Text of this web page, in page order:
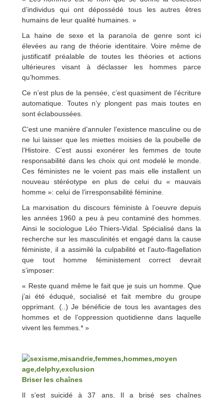
d’individus qui ont dépossédé tous les autres êtres
humains de leur qualité humaines. »
La haine de sexe et la paranoïa de genre sont ici
élevées au rang de théorie identitaire. Voire même de
justificatif préalable de toutes les théories et actions
ultérieures visant à déclasser les hommes parce
qu’hommes.
Ce n’est plus de la pensée, c’est quasiment de l’écriture
automatique. Toutes n’y plongent pas mais toutes en
sont éclaboussées.
C’est une manière d’annuler l’existence masculine ou de
ne lui laisser que les miettes moisies de la poubelle de
l’Histoire. C’est aussi exonérer les femmes de toute
responsabilité dans les choix qui ont modelé le monde.
Ces féministes ne le voient pas mais elle installent un
nouveau stéréotype en plus de celui du « mauvais
homme »: celui de l’irresponsabilité féminine.
La marxisation du discours féministe à l’oeuvre depuis
les années 1960 a peu à peu contaminé des hommes.
Ainsi le sociologue Léo Thiers-Vidal. Spécialisé dans la
recherche sur les masculinités et engagé dans la cause
féministe, il a assimilé la culpabilité et l’auto-flagellation
que tout homme féministement correct devrait
s’imposer:
« Reste quand même le fait que je suis un homme. Que
j’ai été éduqué, socialisé et fait membre du groupe
opprimant. (..) Je bénéficie de tous les avantages des
hommes et de l’oppression quotidienne dans laquelle
vivent les femmes.* »
Briser les chaînes
Il s’est suicidé à 37 ans. Il a brisé ses chaînes